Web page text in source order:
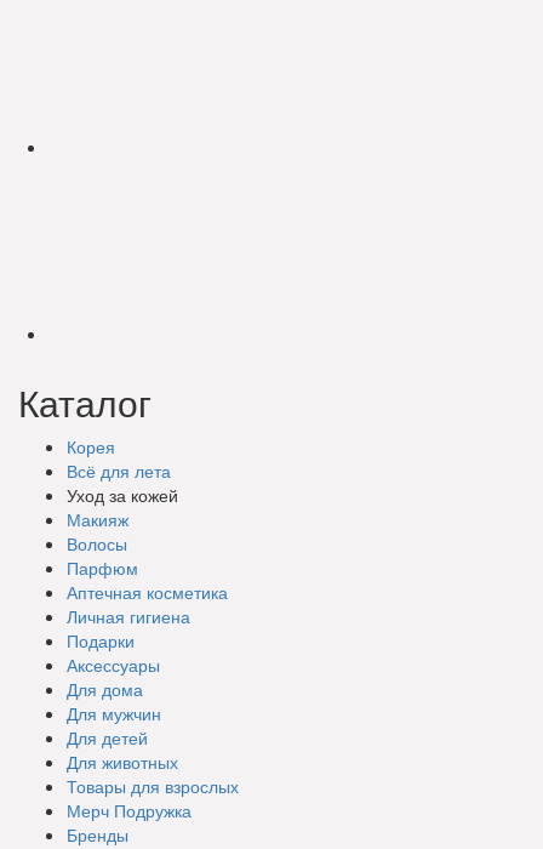
Каталог
Корея
Всё для лета
Уход за кожей
Макияж
Волосы
Парфюм
Аптечная косметика
Личная гигиена
Подарки
Аксессуары
Для дома
Для мужчин
Для детей
Для животных
Товары для взрослых
Мерч Подружка
Бренды